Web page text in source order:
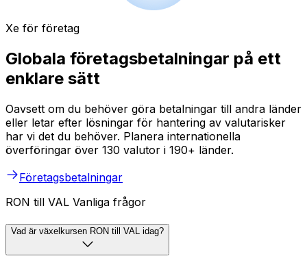
Xe för företag
Globala företagsbetalningar på ett
enklare sätt
Oavsett om du behöver göra betalningar till andra länder
eller letar efter lösningar för hantering av valutarisker
har vi det du behöver. Planera internationella
överföringar över 130 valutor i 190+ länder.
Företagsbetalningar
RON till VAL Vanliga frågor
Vad är växelkursen RON till VAL idag?